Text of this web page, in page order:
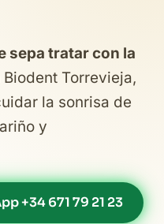
sepa tratar con la
Biodent Torrevieja,
la sonrisa de
y
+34 671 79 21 23